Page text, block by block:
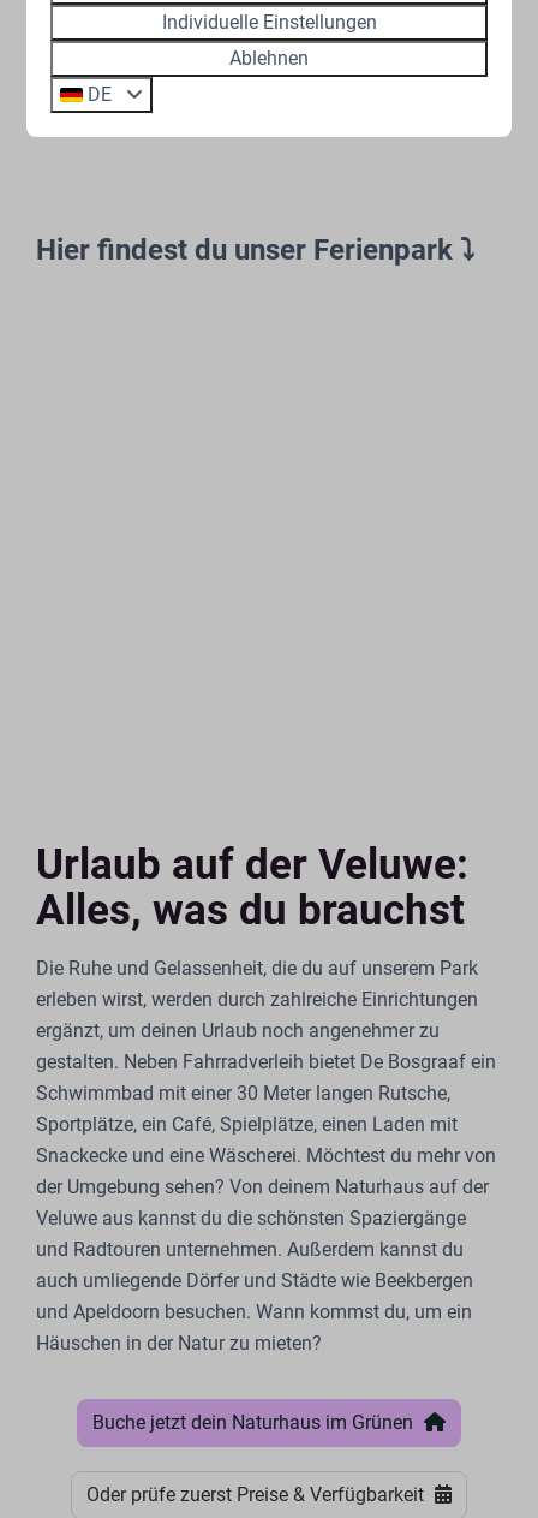
Optional mit Wellnessbereich
Haustierfreundliche Unterkünfte
Hier findest du unser Ferienpark ⤵
Urlaub auf der Veluwe:
Alles, was du brauchst
Die Ruhe und Gelassenheit, die du auf unserem Park
erleben wirst, werden durch zahlreiche Einrichtungen
ergänzt, um deinen Urlaub noch angenehmer zu
gestalten. Neben Fahrradverleih bietet De Bosgraaf ein
Schwimmbad mit einer 30 Meter langen Rutsche,
Sportplätze, ein Café, Spielplätze, einen Laden mit
Snackecke und eine Wäscherei. Möchtest du mehr von
der Umgebung sehen? Von deinem Naturhaus auf der
Veluwe aus kannst du die schönsten Spaziergänge
und Radtouren unternehmen. Außerdem kannst du
auch umliegende Dörfer und Städte wie Beekbergen
und Apeldoorn besuchen. Wann kommst du, um ein
Häuschen in der Natur zu mieten?
Buche jetzt dein Naturhaus im Grünen
Oder prüfe zuerst Preise & Verfügbarkeit
Individuelle Einstellungen
Ablehnen
DE